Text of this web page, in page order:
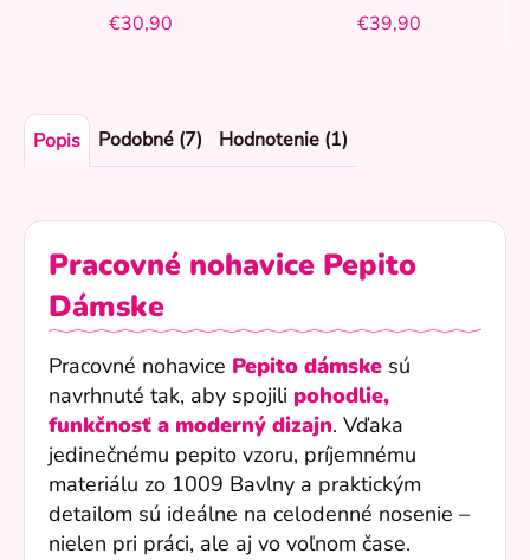
€30,90
Biela
€39,90
Popis Podobné (7) Hodnotenie (1)
Pracovné nohavice Pepito
Dámske
Pracovné nohavice Pepito dámske sú
navrhnuté tak, aby spojili pohodlie,
funkčnosť a moderný dizajn. Vďaka
jedinečnému pepito vzoru, príjemnému
materiálu zo 1009 Bavlny a praktickým
detailom sú ideálne na celodenné nosenie –
nielen pri práci, ale aj vo voľnom čase.